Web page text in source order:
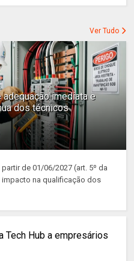
Ver Tudo
imediata e
dos técnicos
de 01/06/2027 (art. 5º da
impacto na qualificação dos
Tech Hub a empresários